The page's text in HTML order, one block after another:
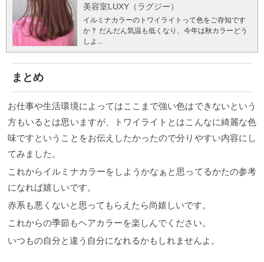
美容室LUXY（ラグジー）
イルミナカラーのトワイライトって色をご存知です
か？ だんだん気温も低くなり、今年は秋カラーどう
しよ...
まとめ
お仕事や生活環境によってはここまで強い色はできないという
方もいるとは思いますが、トワイライトとはこんなに綺麗な色
味ですということをお伝えしたかったので分りやすい内容にし
てみました。
これからイルミナカラーをしようかなぁと思ってるかたの参考
になれば嬉しいです。
赤系も悪くないと思ってもらえたら尚嬉しいです。
これからの季節もヘアカラーを楽しんでください。
いつもの自分と違う自分になれるかもしれませんよ。